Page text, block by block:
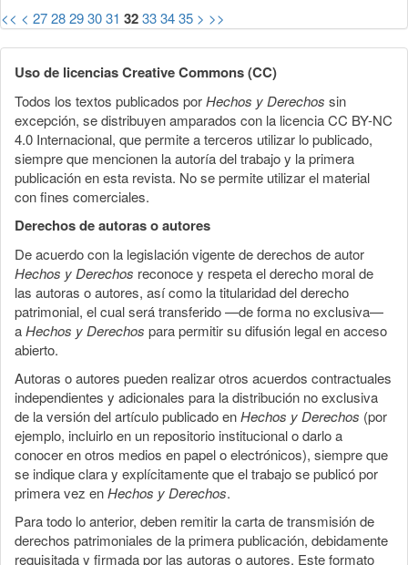
<< < 2728293031 32333435 > >>
Uso de licencias Creative Commons (CC)
Todos los textos publicados porHechos y Derechos sin
excepción, se distribuyen amparados con la licencia CC BY-NC
4.0 Internacional, que permite a terceros utilizar lo publicado,
siempre que mencionen la autoría del trabajo y la primera
publicación en esta revista. No se permite utilizar el material
con fines comerciales.
Derechos de autoras o autores
De acuerdo con la legislación vigente de derechos de autor
Hechos y Derechos reconoce y respeta el derecho moral de
las autoras o autores, así como la titularidad del derecho
patrimonial, el cual será transferido —de forma no exclusiva—
aHechos y Derechos para permitir su difusión legal en acceso
abierto.
Autoras o autores pueden realizar otros acuerdos contractuales
independientes y adicionales para la distribución no exclusiva
de la versión del artículo publicado enHechos y Derechos (por
ejemplo, incluirlo en un repositorio institucional o darlo a
conocer en otros medios en papel o electrónicos), siempre que
se indique clara y explícitamente que el trabajo se publicó por
primera vez enHechos y Derechos.
Para todo lo anterior, deben remitir la carta de transmisión de
derechos patrimoniales de la primera publicación, debidamente
requisitada y firmada por las autoras o autores. Este formato